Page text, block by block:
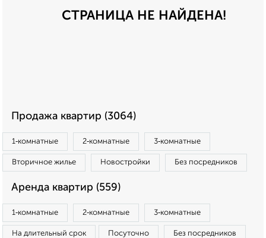
СТРАНИЦА НЕ НАЙДЕНА!
Продажа квартир (3064)
1‑комнатные 2‑комнатные 3‑комнатные
Вторичное жилье Новостройки Без посредников
Аренда квартир (559)
1‑комнатные 2‑комнатные 3‑комнатные
На длительный срок Посуточно Без посредников